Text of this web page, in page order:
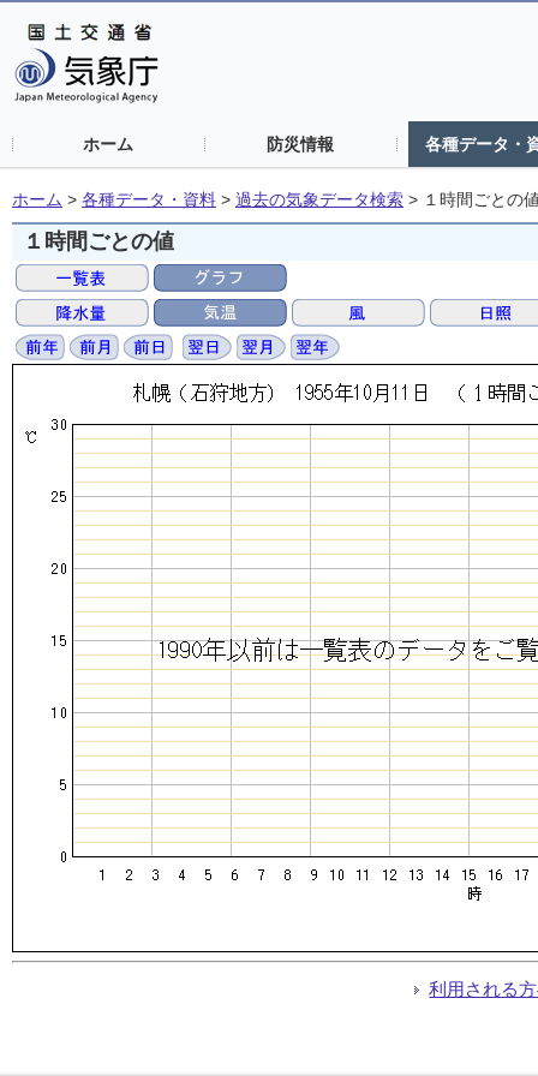
ホーム 防災情報 各種データ・
ホーム > 各種データ・資料 > 過去の気象データ検索 > １時間ごとの
１時間ごとの値
利用される